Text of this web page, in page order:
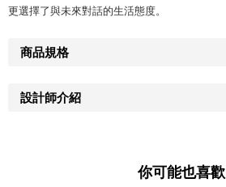
更選擇了與未來對話的生活態度。
商品規格
設計師介紹
你可能也喜歡